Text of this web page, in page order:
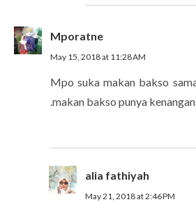
Mporatne
May 15, 2018 at 11:28 AM
Mpo suka makan bakso
.makan bakso punya kenangan
alia fathiyah
May 21, 2018 at 2:46 PM